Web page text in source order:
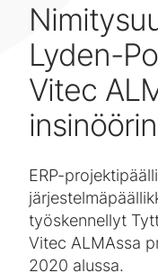
Lyden-
Vitec
ERP-
työskennellyt
Vitec ALMAssa
2020 alussa.